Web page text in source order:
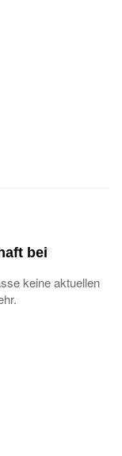
bei
keine aktuellen